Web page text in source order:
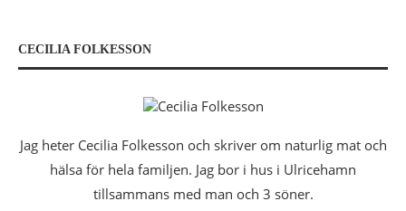
CECILIA FOLKESSON
Jag heter Cecilia Folkesson och skriver om naturlig mat och
hälsa för hela familjen. Jag bor i hus i Ulricehamn
tillsammans med man och 3 söner.